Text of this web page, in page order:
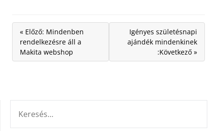
« Előző: Mindenben
rendelkezésre áll a
Makita webshop
Igényes születésnapi
ajándék mindenkinek
:Következő »